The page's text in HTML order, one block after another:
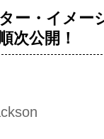
ー・イメー
次公開！